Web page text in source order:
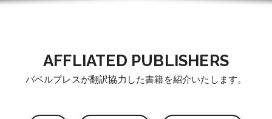
AFFLIATED PUBLISHERS
バベルプレスが翻訳協力した書籍を紹介いたします。